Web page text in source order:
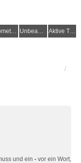
Kilometerstatistik Unbeantwortete Themen Aktive Themen
und ein - vor ein Wort,